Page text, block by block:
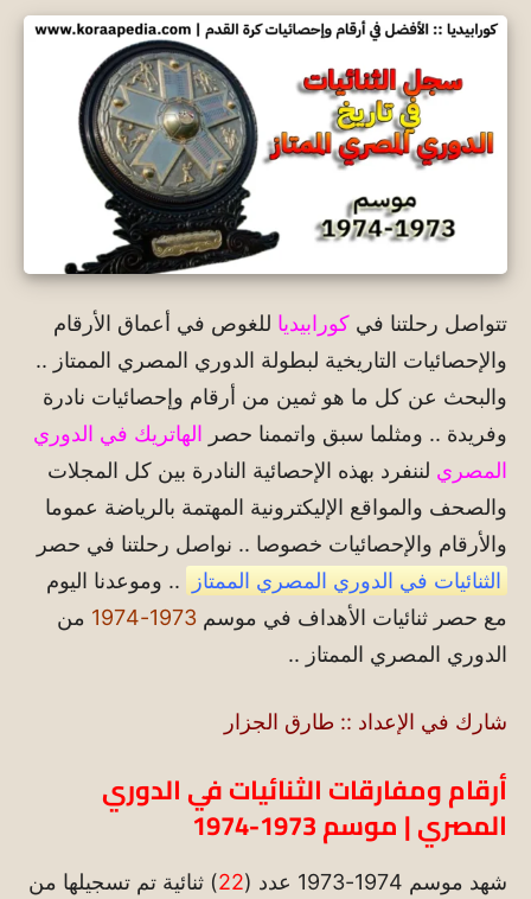
تتواصل رحلتنا في كورابيديا للغوص في أعماق الأرقام
والإحصائيات التاريخية لبطولة الدوري المصري الممتاز ..
والبحث عن كل ما هو ثمين من أرقام وإحصائيات نادرة
وفريدة .. ومثلما سبق واتممنا حصر الهاتريك في الدوري
المصري لننفرد بهذه الإحصائية النادرة بين كل المجلات
والصحف والمواقع الإليكترونية المهتمة بالرياضة عموما
والأرقام والإحصائيات خصوصا .. نواصل رحلتنا في حصر
الثنائيات في الدوري المصري الممتاز
.. وموعدنا اليوم
مع حصر ثنائيات الأهداف في موسم 1973-1974
من
الدوري المصري الممتاز ..
شارك في الإعداد :: طارق الجزار
أرقام ومفارقات الثنائيات في الدوري
المصري | موسم 1973-1974
شهد موسم 1974-1973 عدد ( 22) ثنائية تم تسجيلها من